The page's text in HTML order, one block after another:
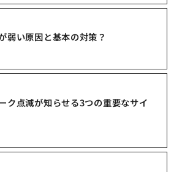
弱い原因と基本の対策？
ク点滅が知らせる3つの重要なサイ